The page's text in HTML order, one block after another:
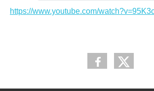
https://www.youtube.com/